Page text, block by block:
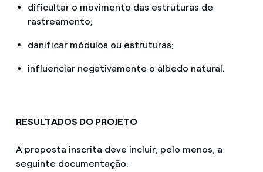
dificultar o movimento das estruturas de
rastreamento;
danificar módulos ou estruturas;
influenciar negativamente o albedo natural.
RESULTADOS DO PROJETO
A proposta inscrita deve incluir, pelo menos, a
seguinte documentação: